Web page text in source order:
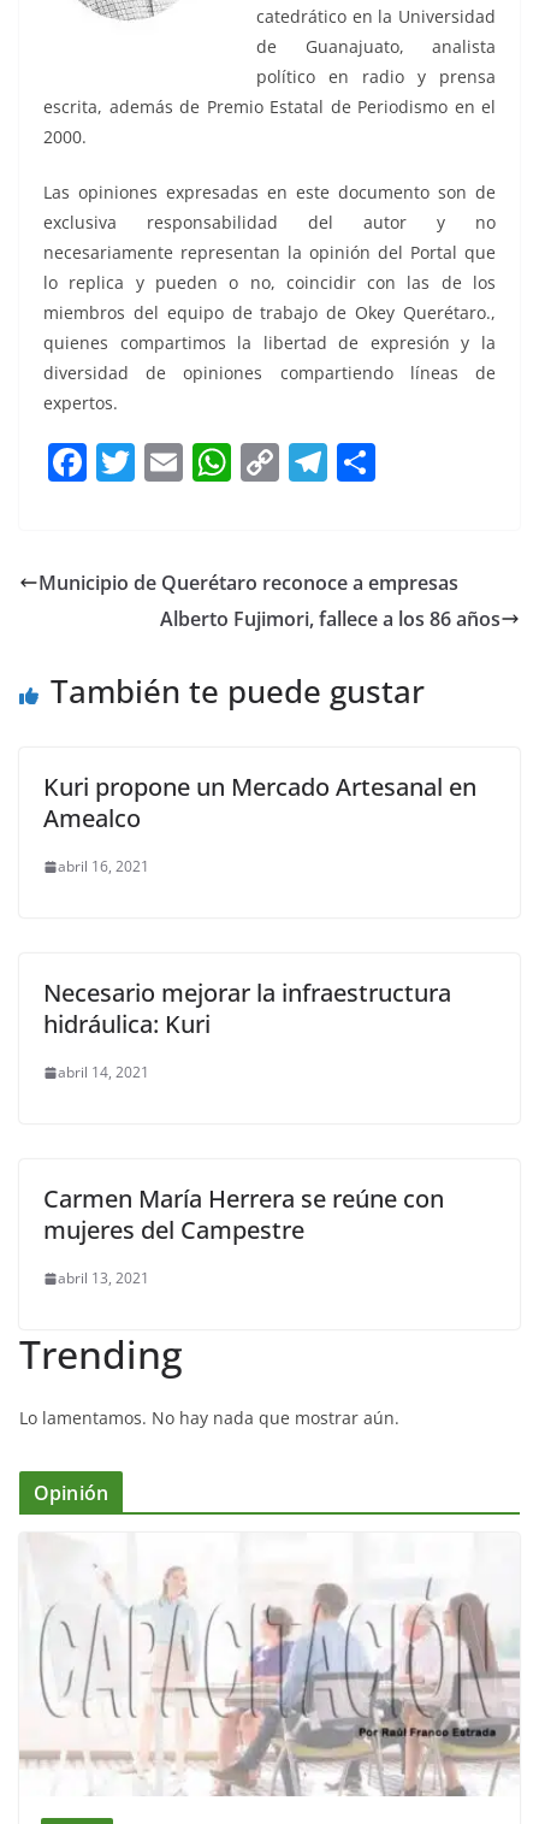
catedrático en la Universidad
de Guanajuato, analista
político en radio y prensa
escrita, además de Premio Estatal de Periodismo en el
2000.
Las opiniones expresadas en este documento son de
exclusiva responsabilidad del autor y no
necesariamente representan la opinión del Portal que
lo replica y pueden o no, coincidir con las de los
miembros del equipo de trabajo de Okey Querétaro.,
quienes compartimos la libertad de expresión y la
diversidad de opiniones compartiendo líneas de
expertos.
F
e
o
T
er
E
l
W
s
A
p
C
y
Li
k
T
gr
a
e
Municipio de Querétaro reconoce a empresas
Alberto Fujimori, fallece a los 86 años
También te puede gustar
Kuri propone un Mercado Artesanal en
Amealco
abril 16, 2021
Necesario mejorar la infraestructura
hidráulica: Kuri
abril 14, 2021
Carmen María Herrera se reúne con
mujeres del Campestre
abril 13, 2021
Trending
Lo lamentamos. No hay nada que mostrar aún.
Opinión